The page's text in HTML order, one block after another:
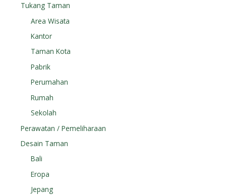
Tukang Taman
Area Wisata
Kantor
Taman Kota
Pabrik
Perumahan
Rumah
Sekolah
Perawatan / Pemeliharaan
Desain Taman
Bali
Eropa
Jepang